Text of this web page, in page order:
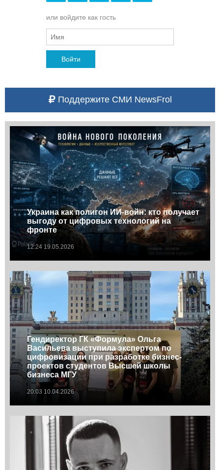
или войдите как гость
Войти
Поддержите СМИ NewsFrol
Украина как полигон ИИ-войн: кто получает
выгоду от цифровых технологий на
фронте
12:24 19.05.2026
Гендиректор ГК «Формула» Ольга
Васильева выступила экспертом по
цифровизации при разработке бизнес-
проектов студентов Высшей школы
бизнеса МГУ
20:03 10.04.2026